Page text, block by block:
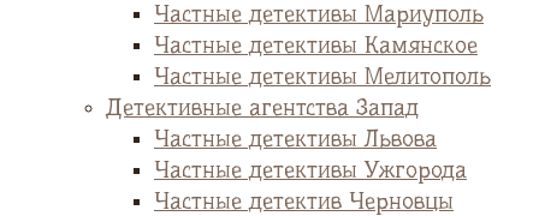
Частные детективы Мариуполь
Частные детективы Камянское
Частные детективы Мелитополь
Детективные агентства Запад
Частные детективы Львова
Частные детективы Ужгорода
Частные детектив Черновцы